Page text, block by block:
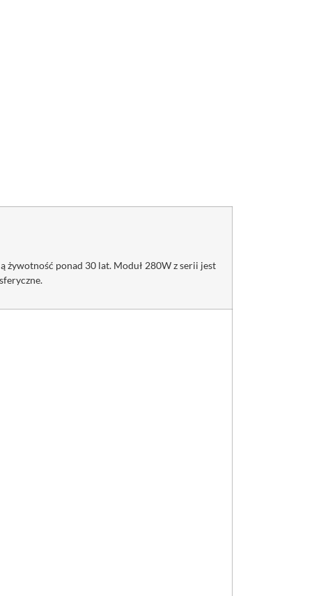
żywotność ponad 30 lat. Moduł 280W z serii jest